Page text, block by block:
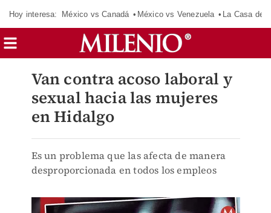
Hoy interesa: México vs Canadá México vs Venezuela La Casa de
Van contra acoso laboral y
sexual hacia las mujeres
en Hidalgo
Es un problema que las afecta de manera
desproporcionada en todos los empleos